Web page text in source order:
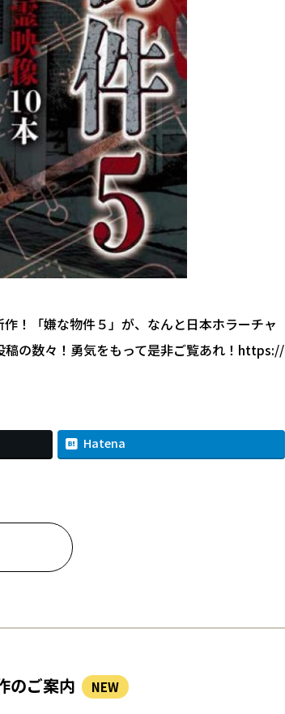
！「嫌な物件５」が、なんと日本ホラーチャ
稿の数々！勇気をもって是非ご覧あれ！https://
Hatena
のご案内 NEW